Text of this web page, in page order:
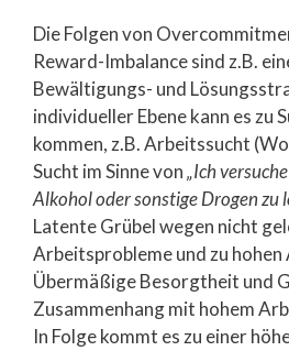
Die Folgen von
Reward-Imbalance sind z.B.
Bewältigungs- und
individueller Ebene kann es zu
kommen, z.B. Arbeitssucht
Sucht im Sinne von„Ich
Alkohol oder sonstige Drogen zu
Latente Grübel wegen nicht
Arbeitsprobleme und zu
Übermäßige Besorgtheit und
Zusammenhang mit hohem
In Folge kommt es zu einer